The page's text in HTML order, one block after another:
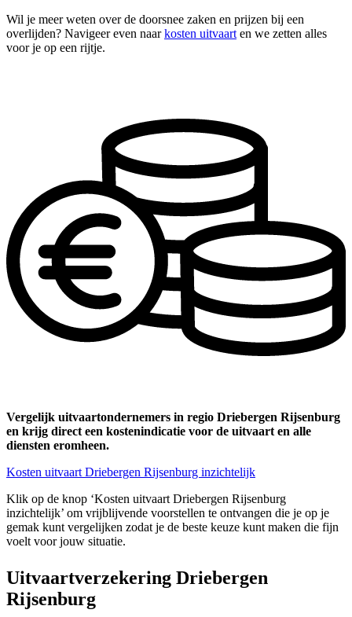
Wil je meer weten over de doorsnee zaken en prijzen bij een
overlijden? Navigeer even naarkosten uitvaart en we zetten alles
voor je op een rijtje.
Vergelijk uitvaartondernemers in regio Driebergen Rijsenburg
en krijg direct een kostenindicatie voor de uitvaart en alle
diensten eromheen.
Kosten uitvaart Driebergen Rijsenburg inzichtelijk
Klik op de knop ‘Kosten uitvaart Driebergen Rijsenburg
inzichtelijk’ om vrijblijvende voorstellen te ontvangen die je op je
gemak kunt vergelijken zodat je de beste keuze kunt maken die fijn
voelt voor jouw situatie.
Uitvaartverzekering Driebergen
Rijsenburg